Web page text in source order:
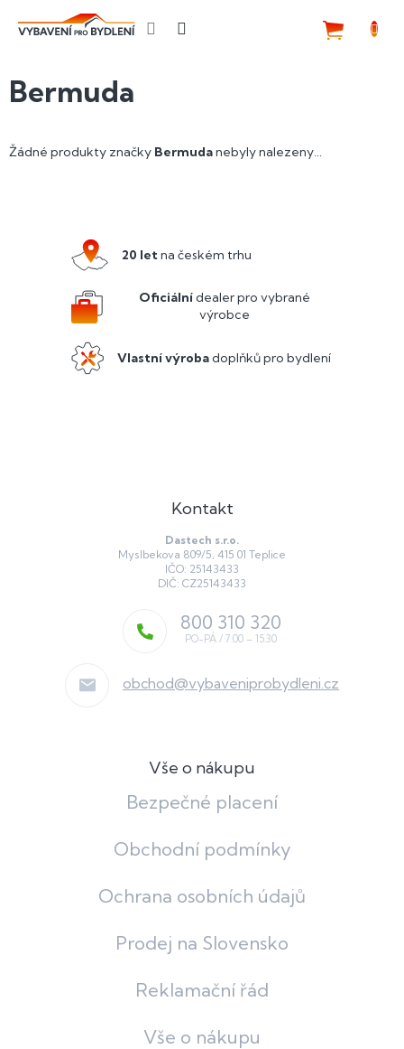
Bermuda
Žádné produkty značky Bermudanebyly nalezeny...
20 letna českém trhu
Oficiálnídealer pro vybrané
výrobce
Vlastní výrobadoplňků pro bydlení
Kontakt
Dastech s.r.o.
Myslbekova 809/5, 415 01 Teplice
IČO: 25143433
DIČ: CZ25143433
obchod@vybaveniprobydleni.cz
800 310 320
Vše o nákupu
Bezpečné placení
Obchodní podmínky
Ochrana osobních údajů
Prodej na Slovensko
Reklamační řád
Vše o nákupu